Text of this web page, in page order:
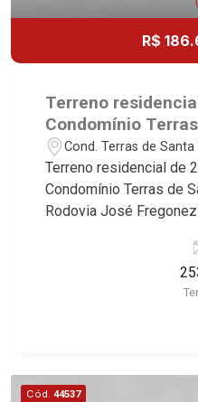
R$
Terreno
Condomínio
próximo a
Ribeirão Preto/SP.
Cond. Terras de
Terreno residencial de
Condomínio Terras de
Rodovia José
deste imóvel que a
selecionou para você: - 253m² de área útil - Plano
- Condomínio fechado - Portaria 24h Martinelli
Boa Vista | Ribeirão
Cód. 44537